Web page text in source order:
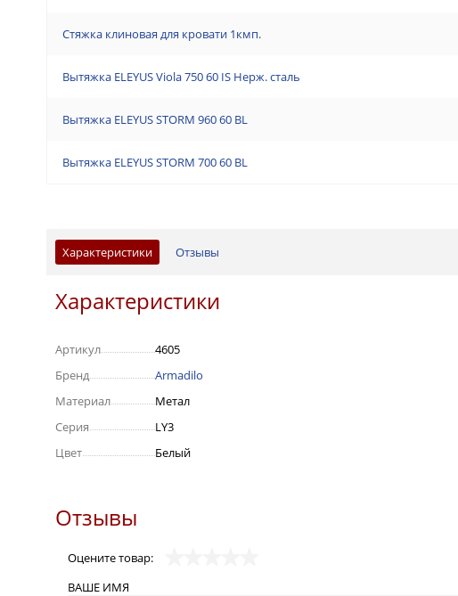
Стяжка клиновая для кровати 1кмп.
Вытяжка ELEYUS Viola 750 60 IS Нерж. сталь
Вытяжка ELEYUS STORM 960 60 BL
Вытяжка ELEYUS STORM 700 60 BL
Характеристики Отзывы
Характеристики
Артикул
4605
Бренд
Armadilo
Материал
Метал
Серия
LY3
Цвет
Белый
Отзывы
Оцените товар:
ВАШЕ ИМЯ